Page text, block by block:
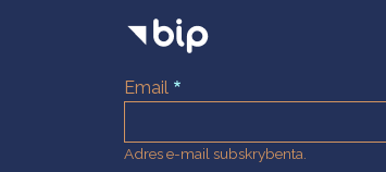
Email
Adres e-mail subskrybenta.